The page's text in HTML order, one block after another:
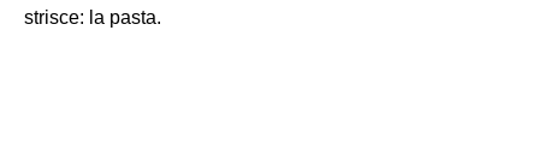
strisce: la pasta.